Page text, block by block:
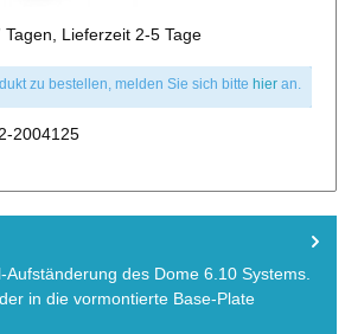
Lieferzeit 2-5 Tage
zu bestellen, melden Sie sich bitte hieran.
2004125
des Dome 6.10 Systems.
in die vormontierte Base-Plate